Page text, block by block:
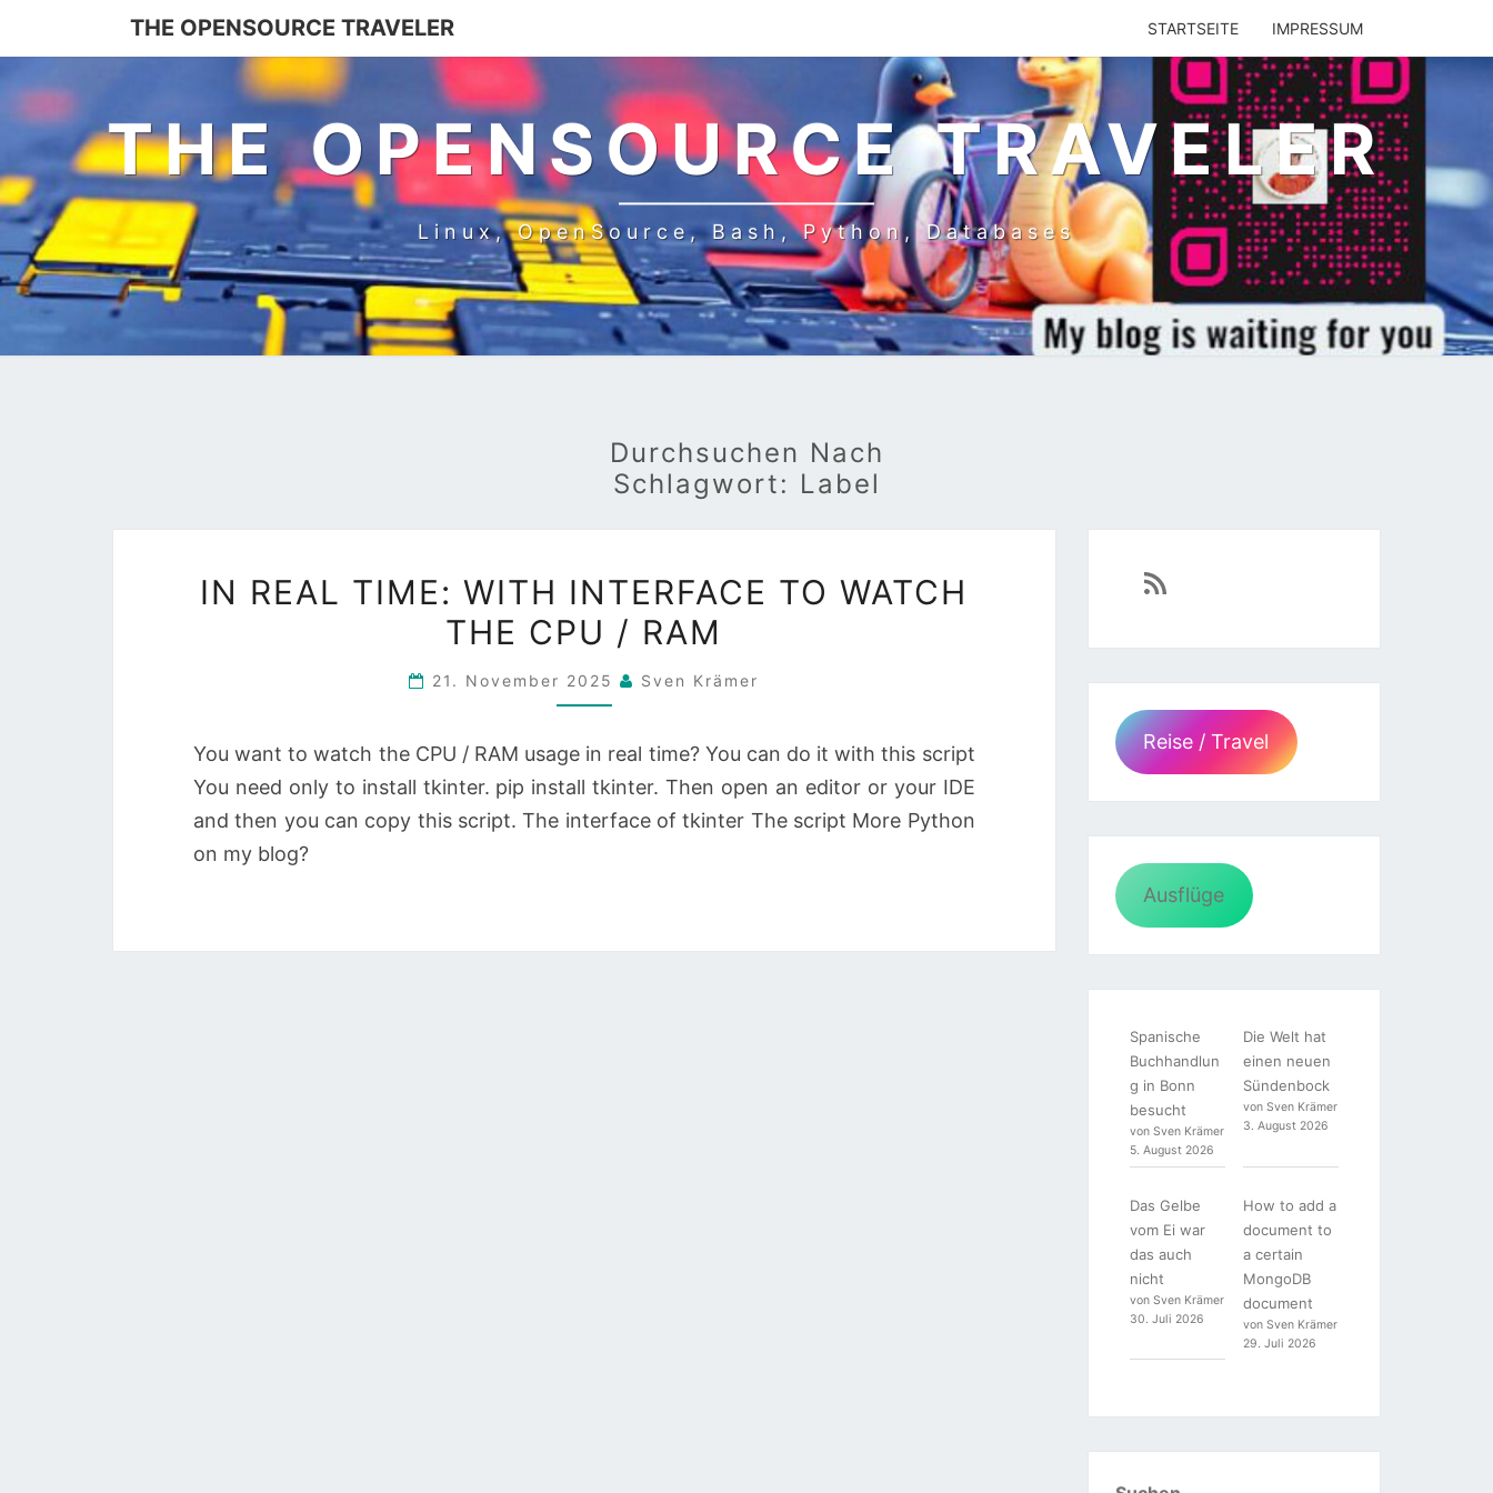
content
THE OPENSOURCE TRAVELER STARTSEITE IMPRESSUM
THE OPENSOURCE TRAVELER
Linux, OpenSource, Bash, Python, Databases
Durchsuchen Nach
Schlagwort: Label
REAL
TIME:
WATCH
THE
CPU
IN REAL TIME: WITH INTERFACE TO WATCH
THE CPU / RAM
21. November 2025 Sven Krämer
You want to watch the CPU / RAM usage in real time? You can do it with this script
You need only to install tkinter. pip install tkinter. Then open an editor or your IDE
and then you can copy this script. The interface of tkinter The script More Python
on my blog?
https://sven-essen.de/feed/
Reise / Travel
Ausflüge
Spanische
Buchhandlun
g in Bonn
besucht
von Sven Krämer
5. August 2026
Die Welt hat
einen neuen
Sündenbock
von Sven Krämer
3. August 2026
Das Gelbe
vom Ei war
das auch
nicht
von Sven Krämer
30. Juli 2026
How to add a
document to
a certain
MongoDB
document
von Sven Krämer
29. Juli 2026